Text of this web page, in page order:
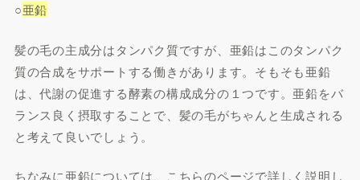
○亜鉛
髪の毛の主成分はタンパク質ですが、亜鉛はこのタンパク
質の合成をサポートする働きがあります。そもそも亜鉛
は、代謝の促進する酵素の構成成分の１つです。亜鉛をバ
ランス良く摂取することで、髪の毛がちゃんと生成される
と考えて良いでしょう。
ちなみに亜鉛については、こちらのページで詳しく説明し